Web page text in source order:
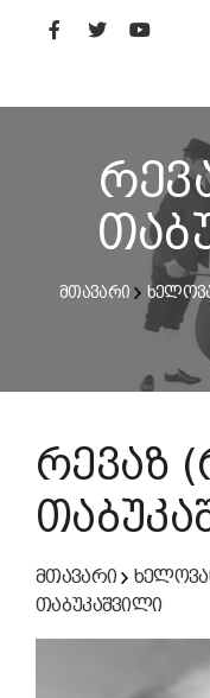
მთავარი
რევაზ
მთავარი
თაბუკაშვილი